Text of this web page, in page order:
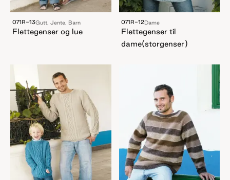
071R-13Gutt, Jente, Barn
Flettegenser og lue
071R-12Dame
Flettegenser til
dame(storgenser)